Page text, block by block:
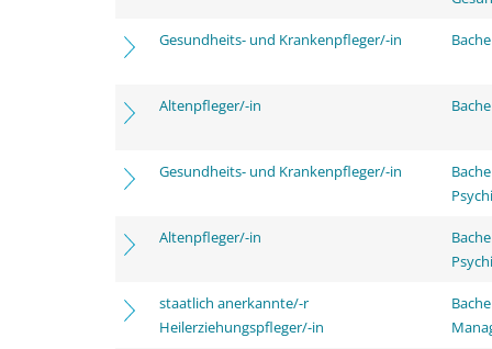
Gesundheits- und Krankenpfleger/-in
Altenpfleger/-in
Gesundheits- und Krankenpfleger/-in
Altenpfleger/-in
staatlich anerkannte/-r
Heilerziehungspfleger/-in